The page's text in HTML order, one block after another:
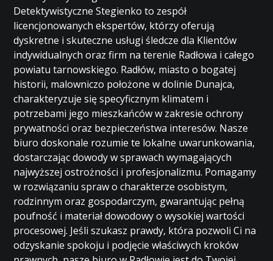
Detektywistyczne Stegienko to zespół
licencjonowanych ekspertów, którzy oferują
dyskretne i skuteczne usługi śledcze dla Klientów
indywidualnych oraz firm na terenie Radłowa i całego
powiatu tarnowskiego. Radłów, miasto o bogatej
historii, malowniczo położone w dolinie Dunajca,
charakteryzuje się specyficznym klimatem i
potrzebami jego mieszkańców w zakresie ochrony
prywatności oraz bezpieczeństwa interesów. Nasze
biuro doskonale rozumie te lokalne uwarunkowania,
dostarczając dowody w sprawach wymagających
najwyższej ostrożności i profesjonalizmu. Pomagamy
w rozwiązaniu spraw o charakterze osobistym,
rodzinnym oraz gospodarczym, gwarantując pełną
poufność i materiał dowodowy o wysokiej wartości
procesowej. Jeśli szukasz prawdy, która pozwoli Ci na
odzyskanie spokoju i podjęcie właściwych kroków